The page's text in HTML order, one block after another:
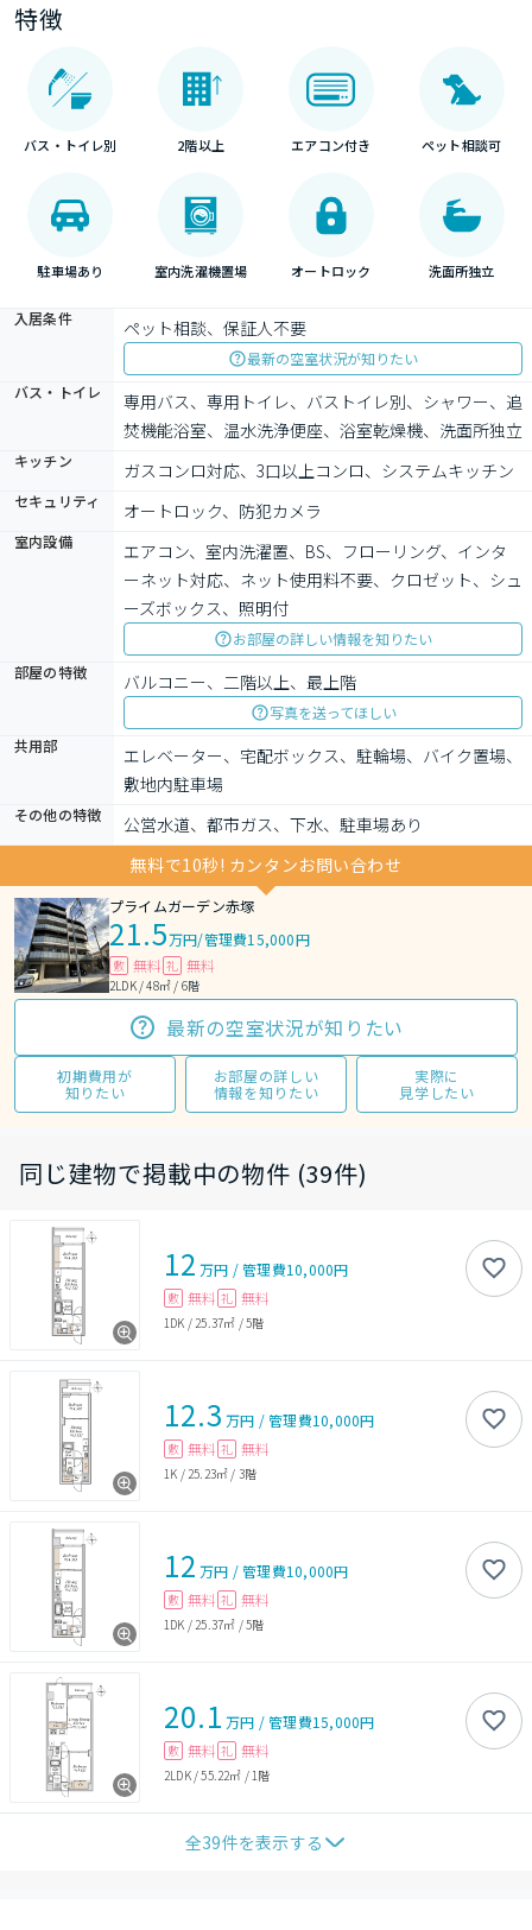
特徴
バス・トイレ別 2階以上 エアコン付き ペット相談可
駐車場あり 室内洗濯機置場 オートロック 洗面所独立
入居条件 ペット相談、保証人不要
最新の空室状況が知りたい
バス・トイレ
専用バス、専用トイレ、バストイレ別、シャワー、追
焚機能浴室、温水洗浄便座、浴室乾燥機、洗面所独立
キッチン ガスコンロ対応、3口以上コンロ、システムキッチン
セキュリティ オートロック、防犯カメラ
室内設備
エアコン、室内洗濯置、BS、フローリング、インタ
ーネット対応、ネット使用料不要、クロゼット、シュ
ーズボックス、照明付
お部屋の詳しい情報を知りたい
部屋の特徴
バルコニー、二階以上、最上階
写真を送ってほしい
共用部
エレベーター、宅配ボックス、駐輪場、バイク置場、
敷地内駐車場
その他の特徴
公営水道、都市ガス、下水、駐車場あり
無料で10秒! カンタンお問い合わせ
プライムガーデン赤塚
21.5万円/管理費15,000円
敷 無料 礼 無料
2LDK / 48㎡ / 6階
最新の空室状況が知りたい
初期費用が
知りたい
お部屋の詳しい
情報を知りたい
実際に
見学したい
同じ建物で掲載中の物件 (39件)
12 万円 /管理費10,000円
敷 無料 礼 無料
1DK / 25.37㎡ /5階
12.3 万円 /管理費10,000円
敷 無料 礼 無料
1K / 25.23㎡ / 3階
12 万円 /管理費10,000円
敷 無料 礼 無料
1DK / 25.37㎡ /5階
20.1 万円 /管理費15,000円
敷 無料 礼 無料
2LDK/55.22㎡ / 1階
全39件を表示する